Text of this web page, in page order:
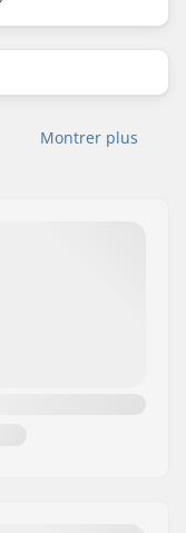
Montrer plus